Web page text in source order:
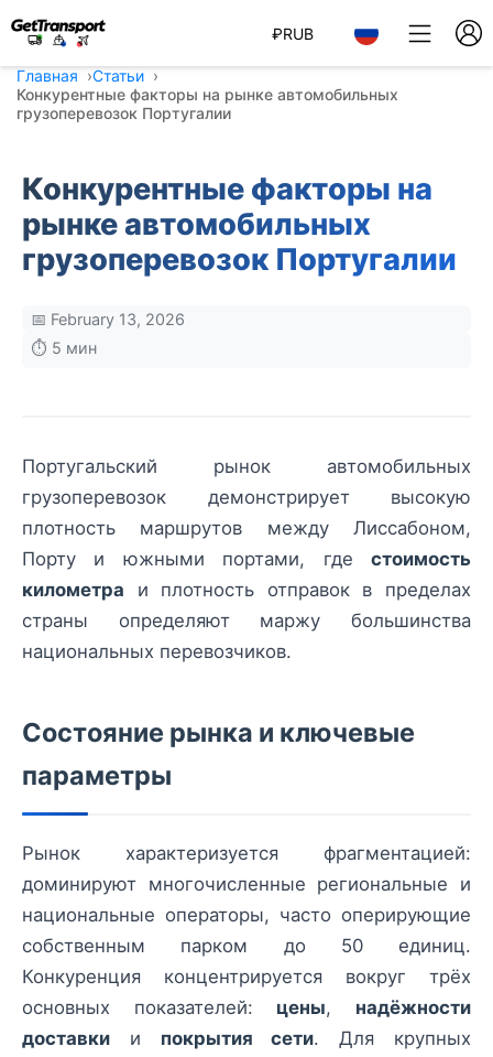
₽RUB
Главная
Статьи
Конкурентные факторы на рынке автомобильных
грузоперевозок Португалии
Конкурентные факторы на
рынке автомобильных
грузоперевозок Португалии
📅 February 13, 2026
⏱️ 5 мин
Португальский рынок автомобильных
грузоперевозок демонстрирует высокую
плотность маршрутов между Лиссабоном,
Порту и южными портами, где стоимость
километра и плотность отправок в пределах
страны определяют маржу большинства
национальных перевозчиков.
Состояние рынка и ключевые
параметры
Рынок характеризуется фрагментацией:
доминируют многочисленные региональные и
национальные операторы, часто оперирующие
собственным парком до 50 единиц.
Конкуренция концентрируется вокруг трёх
основных показателей: цены, надёжности
доставки и покрытия сети. Для крупных